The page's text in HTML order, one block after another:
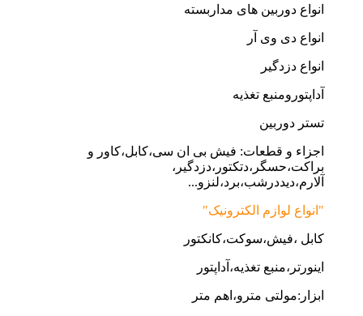
انواع دوربین های مداربسته
انواع دی وی آر
انواع دزدگیر
آداپتورومنبع تغذیه
تستر دوربین
اجزاء و قطعات: فیش بی ان سی،کابل،کاور و
براکت،حسگر،دتکتور،دزدگیر،
آلارم،دیددرشب،برد،لنزو...
"انواع لوازم الکترونیک"
کابل ،فیش،سوکت،کانکتور
اینورتر،منبع تغذیه،آداپتور
ابزار:مولتی مترو،اهم متر